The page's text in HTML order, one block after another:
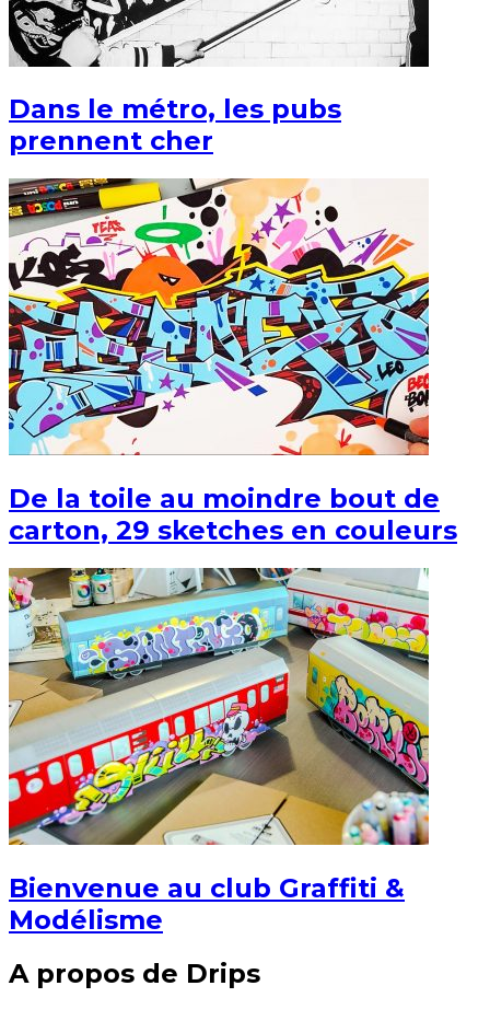
Dans le métro, les pubs
prennent cher
De la toile au moindre bout de
carton, 29 sketches en couleurs
Bienvenue au club Graffiti &
Modélisme
A propos de Drips